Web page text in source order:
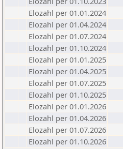
Elozahl per 01.01.2024
Elozahl per 01.04.2024
Elozahl per 01.07.2024
Elozahl per 01.10.2024
Elozahl per 01.01.2025
Elozahl per 01.04.2025
Elozahl per 01.07.2025
Elozahl per 01.10.2025
Elozahl per 01.01.2026
Elozahl per 01.04.2026
Elozahl per 01.07.2026
Elozahl per 01.10.2026